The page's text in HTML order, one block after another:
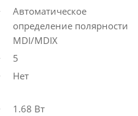
Автоматическое
определение полярности
MDI/MDIX
5
Нет
1.68 Вт